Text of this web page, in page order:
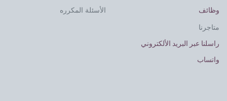
وظائف
متاجرنا
راسلنا عبر البريد الألكتروني
واتساب
الأسئلة المكرره